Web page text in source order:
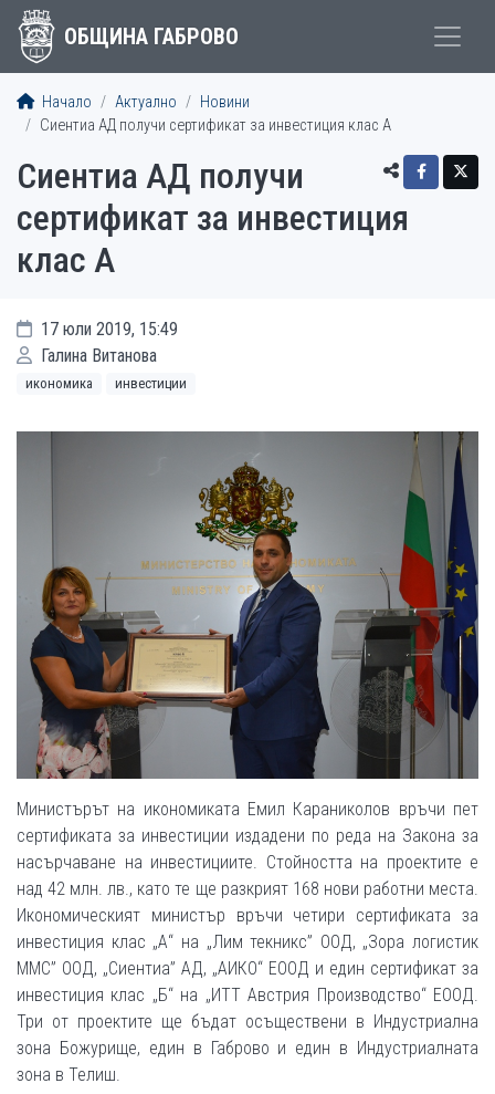
ОБЩИНА ГАБРОВО
Начало Актуално
Новини
Сиентиа АД получи сертификат за инвестиция клас А
Сиентиа АД получи
сертификат за инвестиция
клас А
17 юли 2019, 15:49
Галина Витанова
икономика инвестиции
Министърът на икономиката Емил Караниколов връчи пет
сертификата за инвестиции издадени по реда на Закона за
насърчаване на инвестициите. Стойността на проектите е
над 42 млн. лв., като те ще разкрият 168 нови работни места.
Икономическият министър връчи четири сертификата за
инвестиция клас „А“ на „Лим текникс” ООД, „Зора логистик
ММС” ООД, „Сиентиа” АД, „АИКО“ ЕООД и един сертификат за
инвестиция клас „Б“ на „ИТТ Австрия Производство“ ЕООД.
Три от проектите ще бъдат осъществени в Индустриална
зона Божурище, един в Габрово и един в Индустриалната
зона в Телиш.